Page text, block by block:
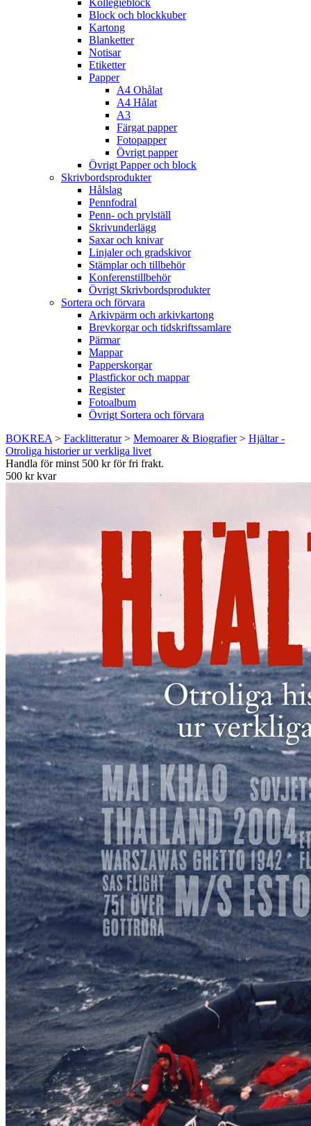
Kollegieblock
Block och blockkuber
Kartong
Blanketter
Notisar
Etiketter
Papper
A4 Ohålat
A4 Hålat
A3
Färgat papper
Fotopapper
Övrigt papper
Övrigt Papper och block
Skrivbordsprodukter
Hålslag
Pennfodral
Penn- och prylställ
Skrivunderlägg
Saxar och knivar
Linjaler och gradskivor
Stämplar och tillbehör
Konferenstillbehör
Övrigt Skrivbordsprodukter
Sortera och förvara
Arkivpärm och arkivkartong
Brevkorgar och tidskriftssamlare
Pärmar
Mappar
Papperskorgar
Plastfickor och mappar
Register
Fotoalbum
Övrigt Sortera och förvara
BOKREA > Facklitteratur> Memoarer & Biografier> Hjältar -
Otroliga historier ur verkliga livet
Handla för minst 500 kr för fri frakt.
500 kr kvar